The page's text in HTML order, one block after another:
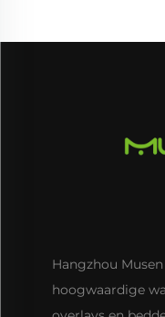
Hangzhou
hoogwaardige